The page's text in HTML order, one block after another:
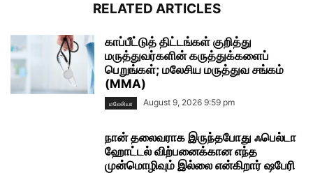
RELATED ARTICLES
காப்பீட்டுத் திட்டங்கள் குறித்து
மருத்துவர்களின் கருத்துக்களைப்
பெறுங்கள்; மலேசிய மருத்துவ சங்கம்
(MMA)
மலேசியா August 9, 2026 9:59 pm
நான் தலைவராக இருந்தபோது ஃபெல்டா
ஹோட்டல் விற்பனைக்கான எந்த
முன்மொழிவும் இல்லை என்கிறார் ஷபேரி